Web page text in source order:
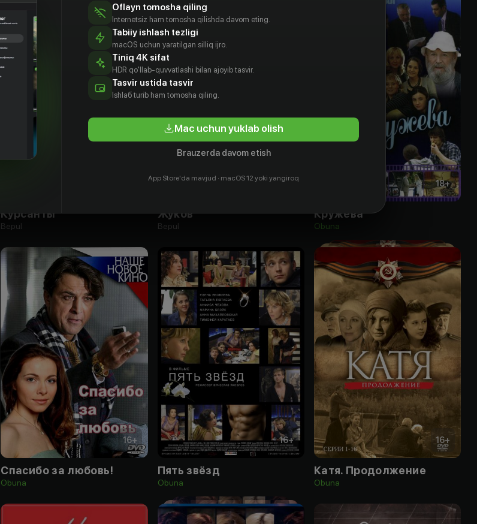
Курсанты
Bepul
18+
Жуков
Bepul
18+
Кружева
Obuna
16+
Спасибо за любовь!
Obuna
16+
Пять звёзд
Obuna
16+
Катя. Продолжение
Obuna
Oflayn tomosha qiling
Internetsiz ham tomosha qilishda davom eting.
Tabiiy ishlash tezligi
macOS uchun yaratilgan silliq ijro.
Tiniq 4K sifat
HDR qo'llab-quvvatlashi bilan ajoyib tasvir.
Tasvir ustida tasvir
Ishlаб turib ham tomosha qiling.
Mac uchun yuklab olish
Brauzerda davom etish
App Store'da mavjud · macOS 12 yoki yangiroq